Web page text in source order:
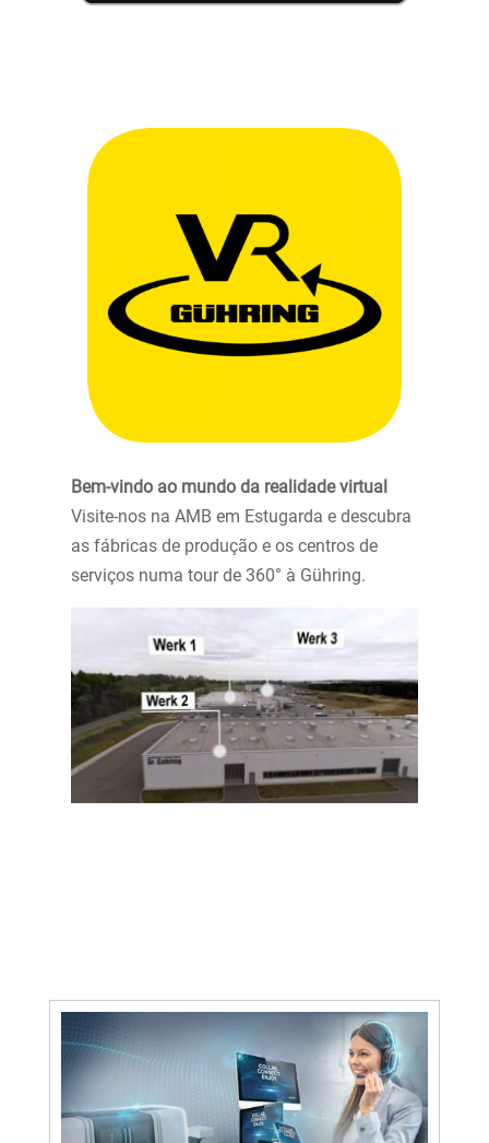
Bem-vindo ao mundo da realidade virtual
Visite-nos na AMB em Estugarda e descubra
as fábricas de produção e os centros de
serviços numa tour de 360° à Gühring.